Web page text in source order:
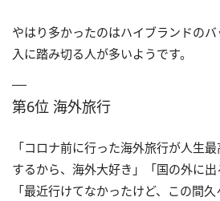
やはり多かったのはハイブランドの
入に踏み切る人が多いようです。
第6位 海外旅行
「コロナ前に行った海外旅行が人生
するから、海外大好き」「国の外に出
「最近行けてなかったけど、この間